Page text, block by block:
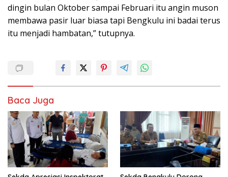
dingin bulan Oktober sampai Februari itu angin muson
membawa pasir luar biasa tapi Bengkulu ini badai terus
itu menjadi hambatan,” tutupnya.
Baca Juga